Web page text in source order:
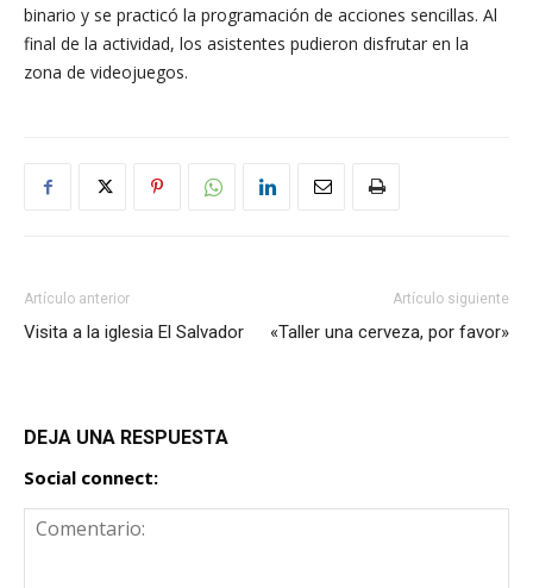
binario y se practicó la programación de acciones sencillas. Al
final de la actividad, los asistentes pudieron disfrutar en la
zona de videojuegos.
Artículo anterior
Visita a la iglesia El Salvador
Artículo siguiente
«Taller una cerveza, por favor»
DEJA UNA RESPUESTA
Social connect: